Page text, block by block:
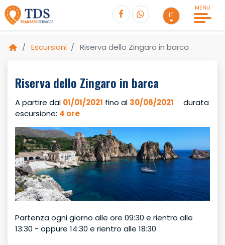
IT
MENU
Escursioni Riserva dello Zingaro in barca
Riserva dello Zingaro in barca
A partire dal 01/01/2021 fino al 30/06/2021
durata
escursione: 4 ore
Partenza ogni giorno alle ore 09:30 e rientro alle
13:30 - oppure 14:30 e rientro alle 18:30
Passeggeri1
Adulti 1
Bambini 0
Totale
€40,00 PRENOTA